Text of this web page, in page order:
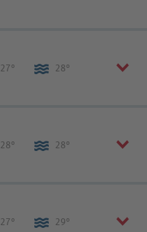
27° 28°
28° 28°
27° 29°